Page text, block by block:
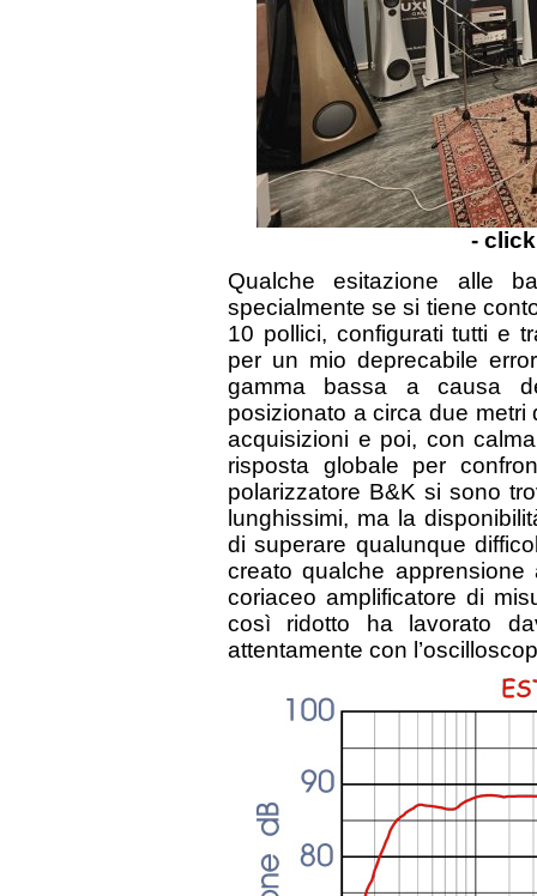
-
Qualche esitazione alle
specialmente se si tiene
10 pollici, configurati tutti e
per un mio deprecabile
gamma bassa a causa
posizionato a circa due
acquisizioni e poi, con
risposta globale per
polarizzatore B&K si sono
lunghissimi, ma la
di superare qualunque
creato qualche
coriaceo amplificatore di
così ridotto ha lavorato
attentamente con